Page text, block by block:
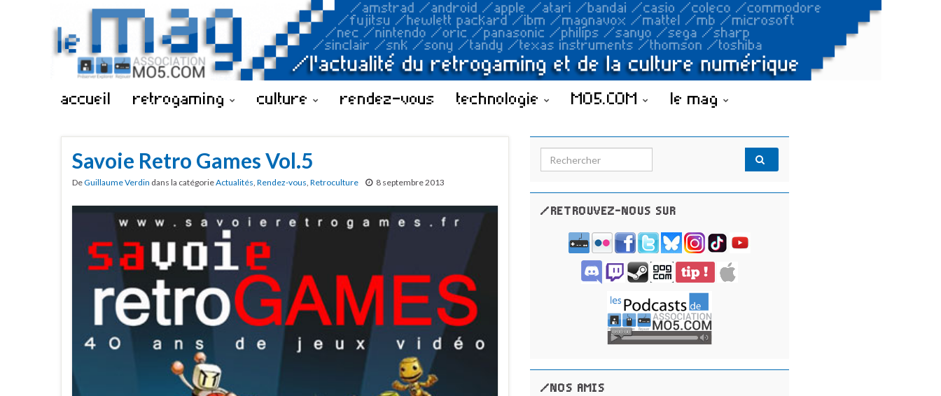
accueil retrogaming culture rendez-vous technologie MO5.COM le mag
Savoie Retro Games Vol.5
DeGuillaume Verdin dans la catégorieActualités, Rendez-vous, Retroculture 8 septembre 2013
Search for:
/RETROUVEZ-NOUS SUR
/NOS AMIS